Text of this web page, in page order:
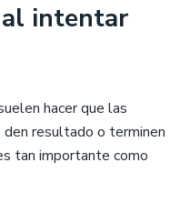
al intentar
hacer que las
den resultado o terminen
tan importante como